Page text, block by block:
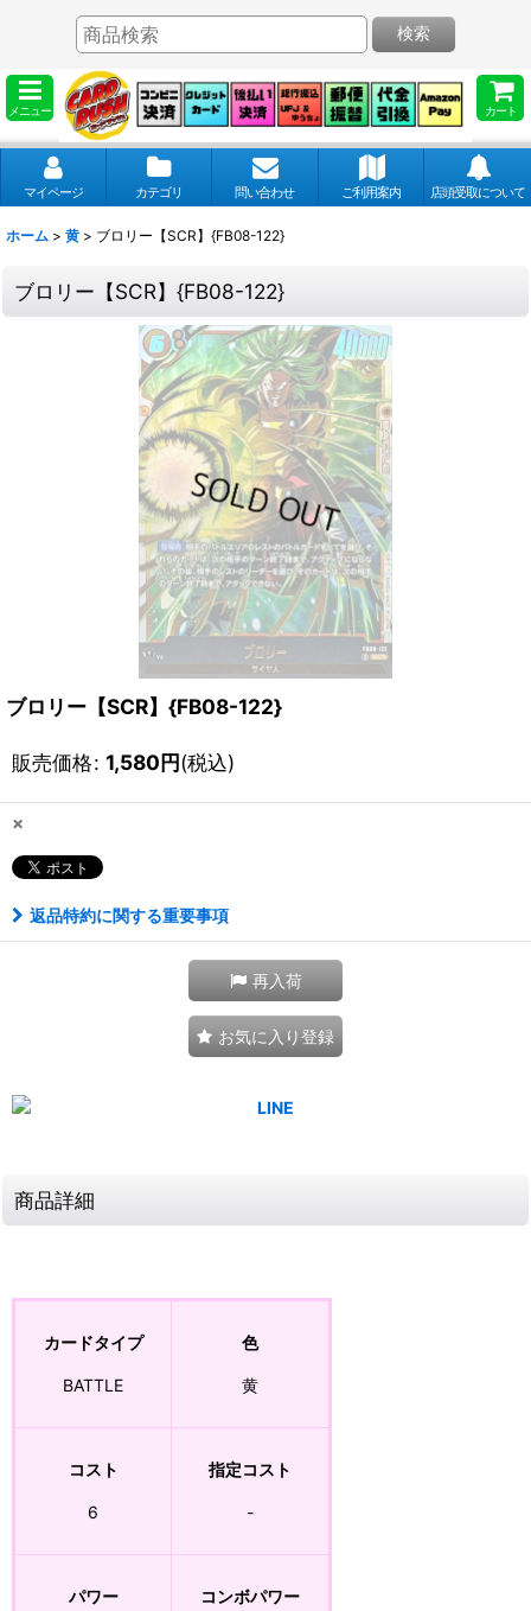
メニュー カート
検索
マイページ カテゴリ 問い合わせ ご利用案内 店頭受取について
ホーム > 黄 > ブロリー【SCR】{FB08-122}
ブロリー【SCR】{FB08-122}
ブロリー【SCR】{FB08-122}
販売価格: 1,580円(税込)
×
返品特約に関する重要事項
再入荷
お気に入り登録
商品詳細
カードタイプ
BATTLE
色
黄
コスト
6
指定コスト
-
パワー コンボパワー